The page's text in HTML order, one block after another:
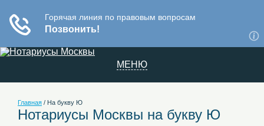
МЕНЮ
Главная / На букву Ю
Нотариусы Москвы на букву Ю